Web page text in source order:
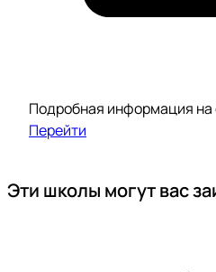
Подробная информация на
Перейти
Эти школы могут вас